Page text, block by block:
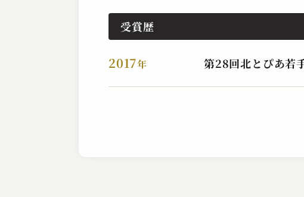
受賞歴
2017年 第28回北とぴあ若